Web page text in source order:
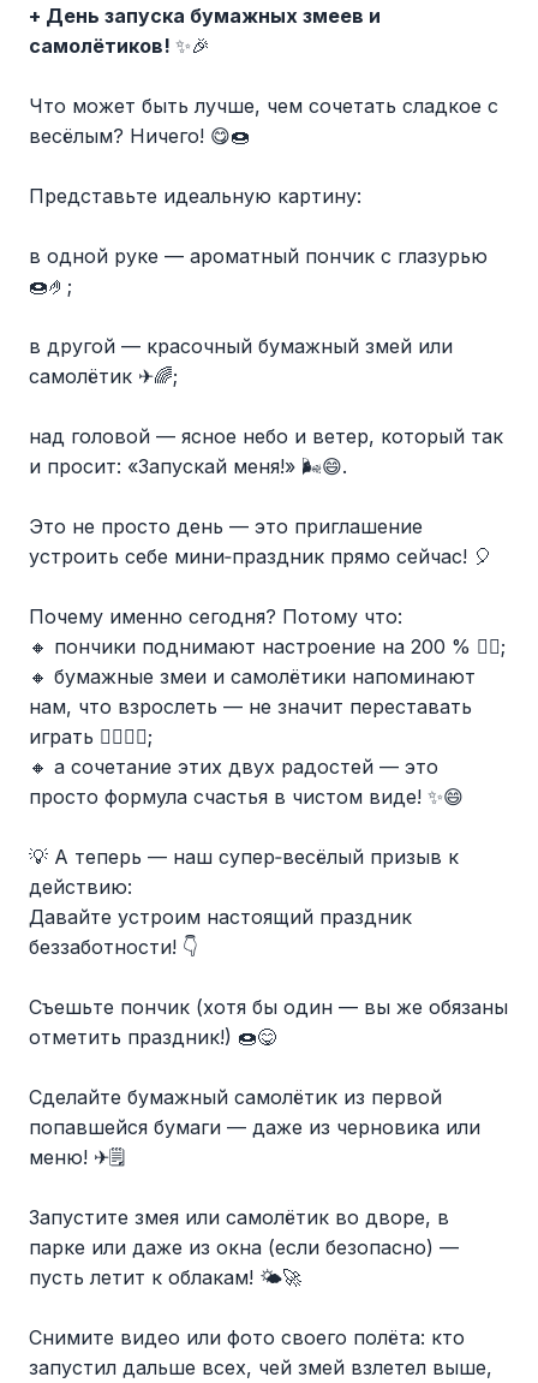
+ День запуска бумажных змеев и
самолётиков! ✨🎉
Что может быть лучше, чем сочетать сладкое с
весёлым? Ничего! 😋🍩
Представьте идеальную картину:
в одной руке — ароматный пончик с глазурью
🍩🤌;
в другой — красочный бумажный змей или
самолётик ✈🌈;
над головой — ясное небо и ветер, который так
и просит: «Запускай меня!» 🌬😄.
Это не просто день — это приглашение
устроить себе мини‑праздник прямо сейчас! 🎈
Почему именно сегодня? Потому что:
🔸 пончики поднимают настроение на 200 % 🤹‍♂;
🔸 бумажные змеи и самолётики напоминают
нам, что взрослеть — не значит переставать
играть 🦸‍♂🧚‍♀;
🔸 а сочетание этих двух радостей — это
просто формула счастья в чистом виде! ✨😄
💡 А теперь — наш супер‑весёлый призыв к
действию:
Давайте устроим настоящий праздник
беззаботности! 👇
Съешьте пончик (хотя бы один — вы же обязаны
отметить праздник!) 🍩😋
Сделайте бумажный самолётик из первой
попавшейся бумаги — даже из черновика или
меню! ✈🗒
Запустите змея или самолётик во дворе, в
парке или даже из окна (если безопасно) —
пусть летит к облакам! 🌤🚀
Снимите видео или фото своего полёта: кто
запустил дальше всех, чей змей взлетел выше,